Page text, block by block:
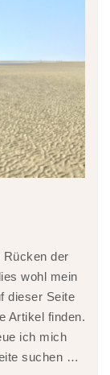
der
wohl mein
dieser Seite
Artikel finden.
ich mich
suchen …